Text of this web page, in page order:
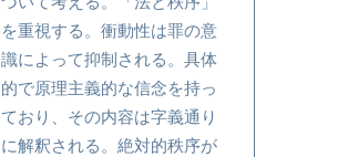
を重視する。衝動性は罪の意
識によって抑制される。具体
的で原理主義的な信念を持っ
ており、その内容は字義通り
に解釈される。絶対的秩序が